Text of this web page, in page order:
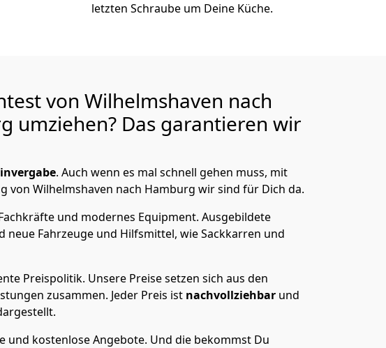
letzten Schraube um Deine Küche.
von Wilhelmshaven nach
umziehen? Das garantieren wir
. Auch wenn es mal schnell gehen muss, mit
von Wilhelmshaven nach Hamburg wir sind für Dich da.
und modernes Equipment. Ausgebildete
neue Fahrzeuge und Hilfsmittel, wie Sackkarren und
Preispolitik. Unsere Preise setzen sich aus den
zusammen. Jeder Preis ist nachvollziehbar und
und kostenlose Angebote. Und die bekommst Du